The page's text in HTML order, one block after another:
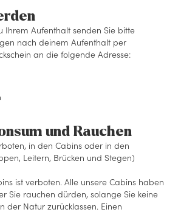
Ihrem Aufenthalt senden Sie bitte
nach deinem Aufenthalt per
an die folgende Adresse:
und Rauchen
in den Cabins oder in den
Leitern, Brücken und Stegen)
ist verboten. Alle unsere Cabins haben
Sie rauchen dürden, solange Sie keine
der Natur zurücklassen. Einen